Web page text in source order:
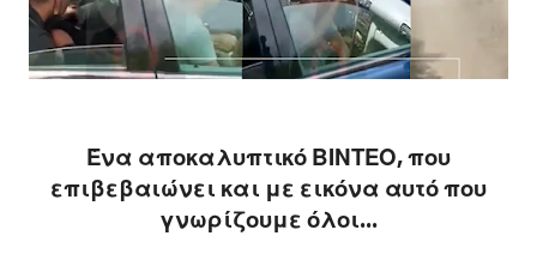
Ένα αποκαλυπτικό ΒΙΝΤΕΟ, που
επιβεβαιώνει και με εικόνα αυτό που
γνωρίζουμε όλοι...